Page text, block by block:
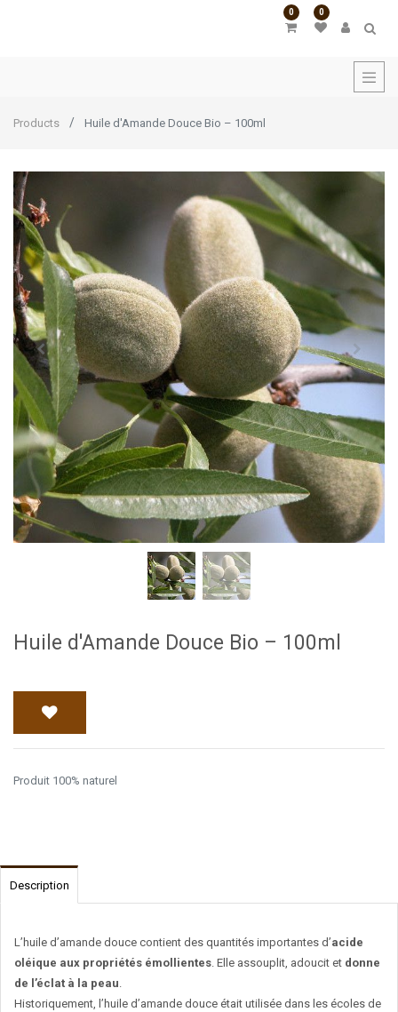
0 0
Products Huile d'Amande Douce Bio – 100ml
Huile d'Amande Douce Bio – 100ml
Produit 100% naturel
Description
L’huile d’amande douce contient des quantités importantes d’acide
oléique aux propriétés émollientes . Elle assouplit, adoucit et donne
de l’éclat à la peau
Historiquement, l’huile d’amande douce était utilisée dans les écoles de